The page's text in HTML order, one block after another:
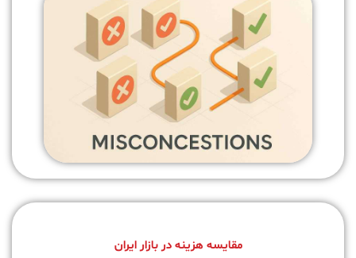
مقایسه هزینه در بازار ایران